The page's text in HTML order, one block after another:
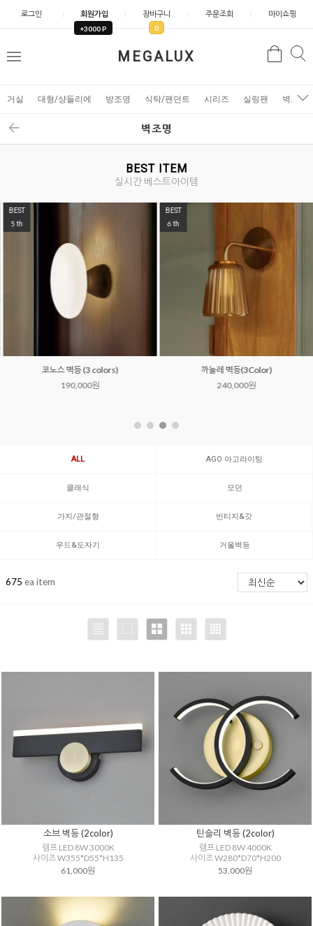
로그인 회원가입
+3000 P
장바구니
0
주문조회 마이쇼핑
MEGALUX
메
검
거실 대형/샹들리에 방조명 식탁/팬던트 시리즈 실링팬 벽조명
벽조명
BEST ITEM
실시간 베스트아이템
BEST
5th
코노스 벽등 (3 colors)
190,000원
BEST
6th
까눌레 벽등(3Color)
240,000원
ALL AGO 아고라이팅
클래식 모던
가지/관절형 빈티지&갓
우드&도자기 거울벽등
675 ea item
소브 벽등 (2color)
램프 LED 8W 3000K
사이즈 W355*D55*H135
61,000원
틴슬리 벽등 (2color)
램프 LED 8W 4000K
사이즈 W280*D70*H200
53,000원